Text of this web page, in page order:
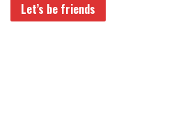
Let’s be friends